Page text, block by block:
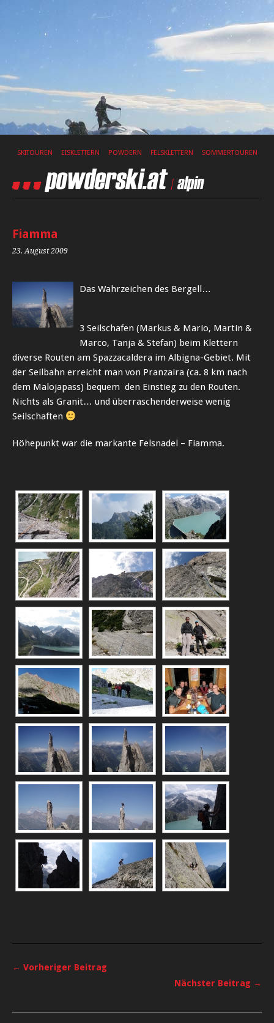
SKITOUREN EISKLETTERN POWDERN FELSKLETTERN SOMMERTOUREN
Fiamma
23. August 2009
Das Wahrzeichen des Bergell…
3 Seilschafen (Markus & Mario, Martin &
Marco, Tanja & Stefan) beim Klettern
diverse Routen am Spazzacaldera im Albigna-Gebiet. Mit
der Seilbahn erreicht man von Pranzaira (ca. 8 km nach
dem Malojapass) bequem den Einstieg zu den Routen.
Nichts als Granit… und überraschenderweise wenig
Seilschaften
Höhepunkt war die markante Felsnadel – Fiamma.
← Vorheriger Beitrag
Nächster Beitrag →